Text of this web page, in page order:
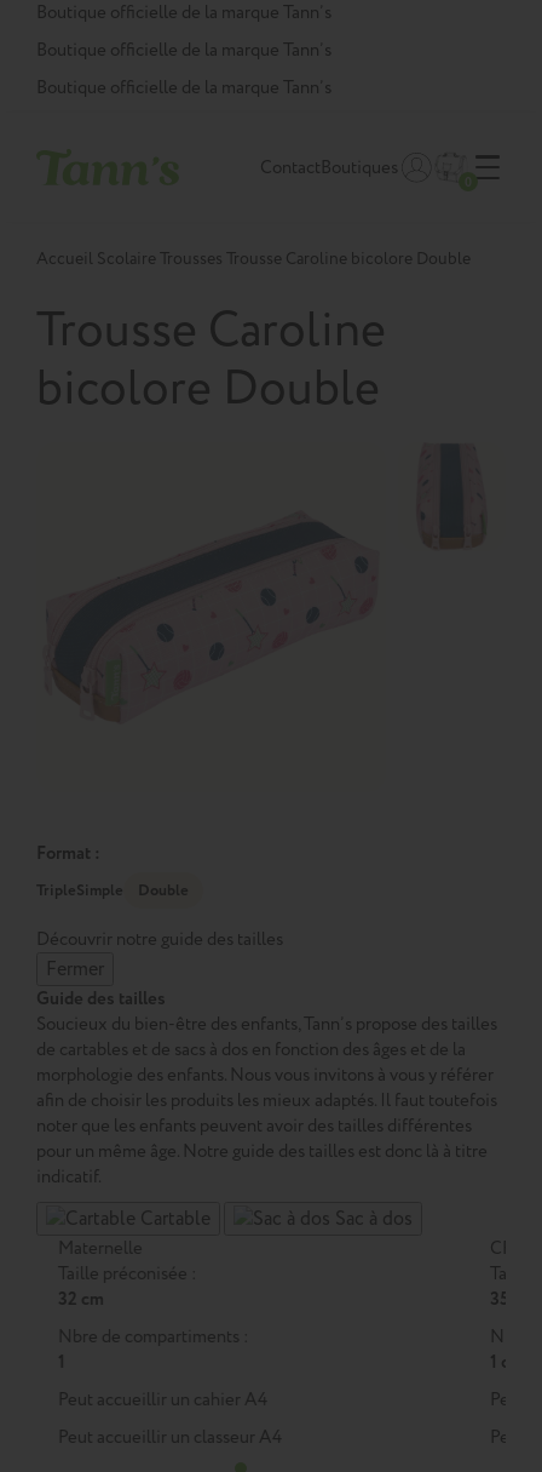
Panneau de gestion des cookies
Boutique officielle de la marque Tann’s
Boutique officielle de la marque Tann’s
Boutique officielle de la marque Tann’s
ContactBoutiques
Accueil Scolaire Trousses Trousse Caroline bicolore Double
Trousse Caroline
bicolore Double
Format :
TripleSimple Double
Découvrir notre guide des tailles
Fermer
Guide des tailles
Soucieux du bien-être des enfants, Tann’s propose des tailles
de cartables et de sacs à dos en fonction des âges et de la
morphologie des enfants. Nous vous invitons à vous y référer
afin de choisir les produits les mieux adaptés. Il faut toutefois
noter que les enfants peuvent avoir des tailles différentes
pour un même âge. Notre guide des tailles est donc là à titre
indicatif.
Cartable Sac à dos
Maternelle
Taille préconisée :
32 cm
Nbre de compartiments :
1
Peut accueillir un cahier A4
Peut accueillir un classeur A4
CP
Taille
35 cm
Nbre
1 ou 2
Peut
Peut